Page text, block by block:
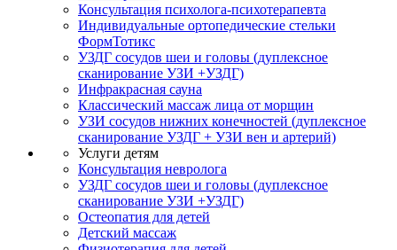
Консультация психолога-психотерапевта
Индивидуальные ортопедические стельки
ФормТотикс
УЗДГ сосудов шеи и головы (дуплексное
сканирование УЗИ +УЗДГ)
Инфракрасная сауна
Классический массаж лица от морщин
УЗИ сосудов нижних конечностей (дуплексное
сканирование УЗДГ + УЗИ вен и артерий)
Услуги детям
Консультация невролога
УЗДГ сосудов шеи и головы (дуплексное
сканирование УЗИ +УЗДГ)
Остеопатия для детей
Детский массаж